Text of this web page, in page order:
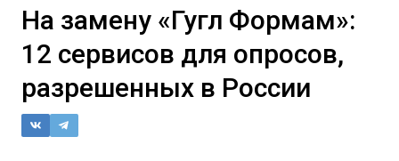
На замену «Гугл Формам»:
12 сервисов для опросов,
разрешенных в России